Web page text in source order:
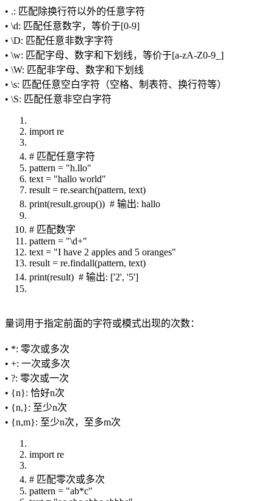
• .: 匹配除换行符以外的任意字符
• \d: 匹配任意数字，等价于[0-9]
• \D: 匹配任意非数字字符
• \w: 匹配字母、数字和下划线，等价于[a-zA-Z0-9_]
• \W: 匹配非字母、数字和下划线
• \s: 匹配任意空白字符（空格、制表符、换行符等）
• \S: 匹配任意非空白字符
import re
# 匹配任意字符
pattern = "h.llo"
text = "hallo world"
result = re.search(pattern, text)
print(result.group()) # 输出: hallo
# 匹配数字
pattern = "\d+"
text = "I have 2 apples and 5 oranges"
result = re.findall(pattern, text)
print(result) # 输出: ['2', '5']
量词用于指定前面的字符或模式出现的次数：
• *: 零次或多次
• +: 一次或多次
• ?: 零次或一次
• {n}: 恰好n次
• {n,}: 至少n次
• {n,m}: 至少n次，至多m次
import re
# 匹配零次或多次
pattern = "ab*c"